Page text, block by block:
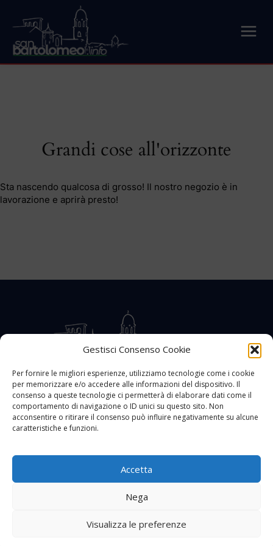
Gestisci Consenso Cookie
Per fornire le migliori esperienze, utilizziamo tecnologie come i cookie
per memorizzare e/o accedere alle informazioni del dispositivo. Il
consenso a queste tecnologie ci permetterà di elaborare dati come il
comportamento di navigazione o ID unici su questo sito. Non
acconsentire o ritirare il consenso può influire negativamente su alcune
caratteristiche e funzioni.
Accetta
Nega
Visualizza le preferenze
Grandi cose all'orizzonte
Sta nascendo qualcosa di grosso! Il nostro negozio è in
lavorazione e aprirà presto!
CONTATTACI COOKIE POLICY PRIVACY
© 2002 - 2026 SanBartolomeo.info :::: powered by Go Web snc |